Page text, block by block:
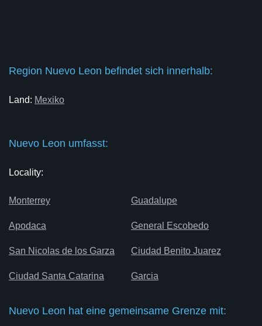
Region Nuevo Leon befindet sich innerhalb:
Land: Mexiko
Nuevo Leon umfasst:
Locality:
Monterrey Guadalupe
Apodaca General Escobedo
San Nicolas de los Garza Ciudad Benito Juarez
Ciudad Santa Catarina Garcia
Nuevo Leon hat eine gemeinsame Grenze mit: